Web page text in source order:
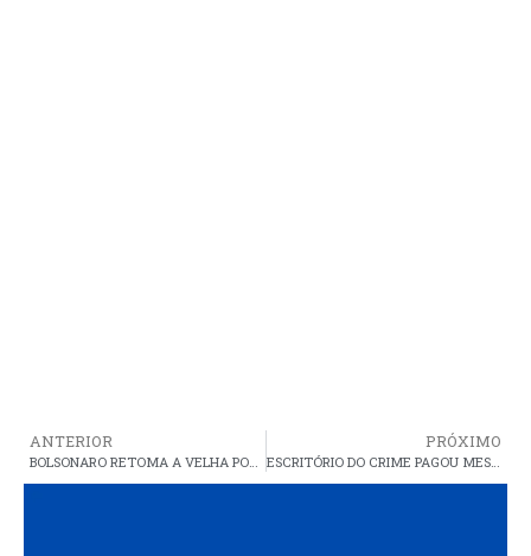
ANTERIOR
BOLSONARO RETOMA A VELHA POLÍTICA PARA TENTAR ACABAR COM A PREVIDÊNCIA
PRÓXIMO
ESCRITÓRIO DO CRIME PAGOU MESADA PARA IMPEDIR ELUCIDAÇÃO DO CASO MARIELLE